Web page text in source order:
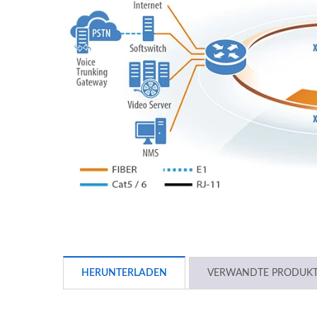
HERUNTERLADEN VERWANDTE